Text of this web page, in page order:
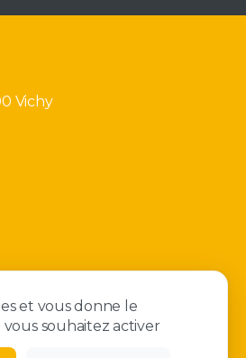
Vichy
et vous donne le
souhaitez activer